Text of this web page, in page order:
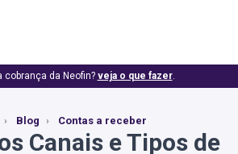
cobrança da Neofin? veja o que fazer.
Blog Contas a receber
Canais e Tipos de